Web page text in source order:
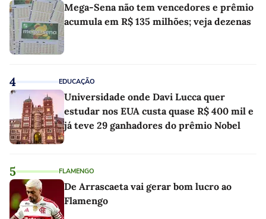
Mega-Sena não tem vencedores e prêmio
acumula em R$ 135 milhões; veja dezenas
4 EDUCAÇÃO
Universidade onde Davi Lucca quer
estudar nos EUA custa quase R$ 400 mil e
já teve 29 ganhadores do prêmio Nobel
5 FLAMENGO
De Arrascaeta vai gerar bom lucro ao
Flamengo